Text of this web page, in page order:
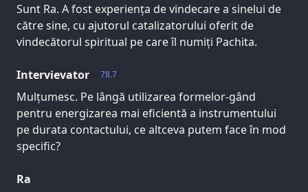
Sunt Ra. A fost experiența de vindecare a sinelui de
către sine, cu ajutorul catalizatorului oferit de
vindecătorul spiritual pe care îl numiți Pachita.
78.7
Intervievator
Mulțumesc. Pe lângă utilizarea formelor-gând
pentru energizarea mai eficientă a instrumentului
pe durata contactului, ce altceva putem face în mod
specific?
Ra